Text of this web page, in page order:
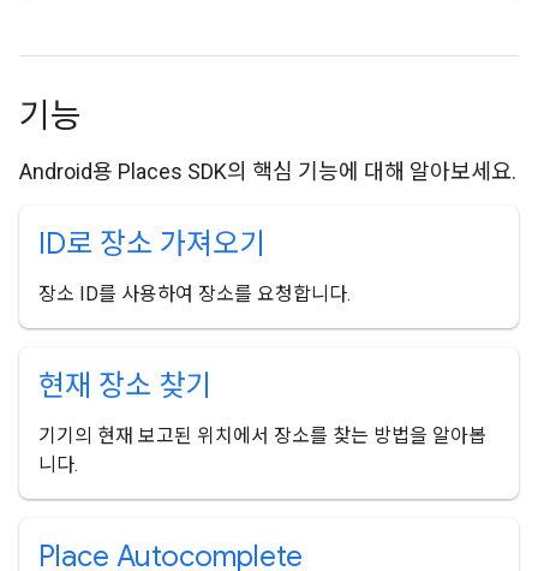
기능
Android용 Places SDK의 핵심 기능에 대해 알아보세요.
ID로 장소 가져오기
장소 ID를 사용하여 장소를 요청합니다.
현재 장소 찾기
기기의 현재 보고된 위치에서 장소를 찾는 방법을 알아봅
니다.
Place Autocomplete